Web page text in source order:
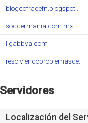
blogcofradefn.blogspot..
soccermania.com.mx
ligabbva.com
resolviendoproblemasde..
Servidores
Localización del